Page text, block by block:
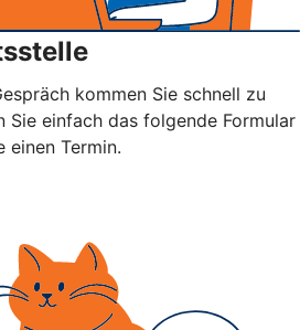
kommen Sie schnell zu
Sie einfach das folgende Formular
einen Termin.